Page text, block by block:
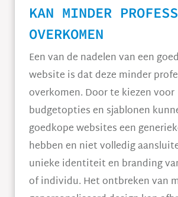
KAN MINDER
OVERKOMEN
Een van de nadelen van een
website is dat deze minder
overkomen. Door te kiezen voor
budgetopties en sjablonen
goedkope websites een
hebben en niet volledig
unieke identiteit en branding
of individu. Het ontbreken van